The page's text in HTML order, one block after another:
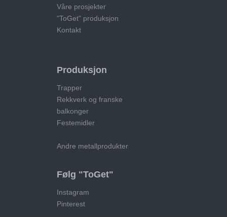
Våre prosjekter
"ToGet" produksjon
Kontakt
Produksjon
Trapper
Rekkverk og franske
balkonger
Festemidler
Andre metallprodukter
Følg "ToGet"
Instagram
Pinterest